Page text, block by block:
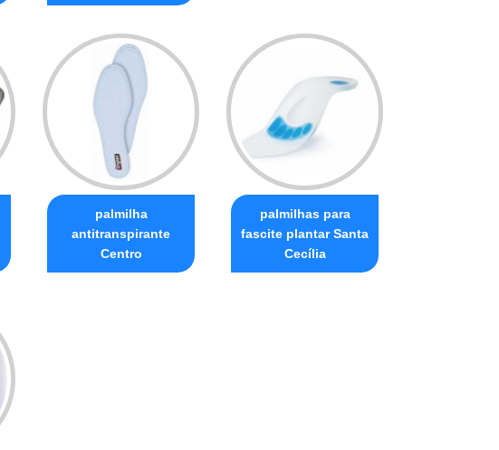
palmilha
antitranspirante
Centro
palmilhas para
fascite plantar Santa
Cecília